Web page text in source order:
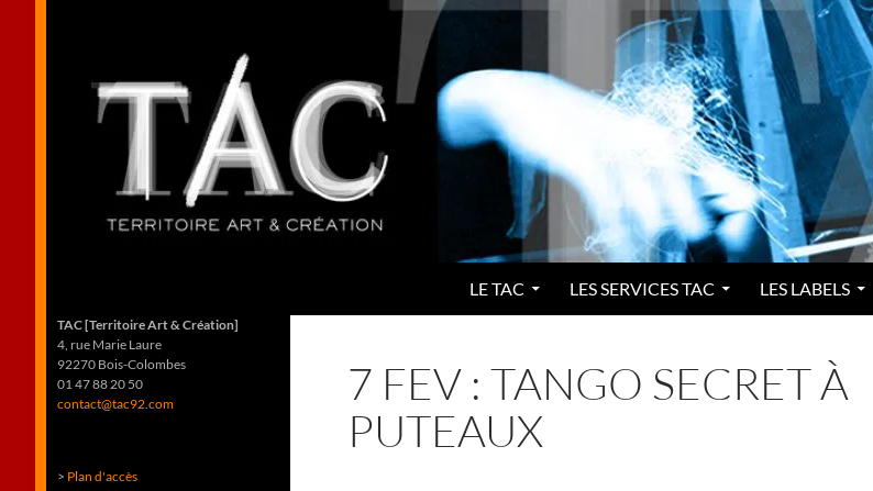
LE TAC LES SERVICES TAC LES LABELS
7 FEV : TANGO SECRET À
PUTEAUX
Territoire Art et Création
TAC[Territoire Art & Création]
4, rue Marie Laure
92270 Bois-Colombes
01 47 88 20 50
contact@tac92.com
> Plan d'accès